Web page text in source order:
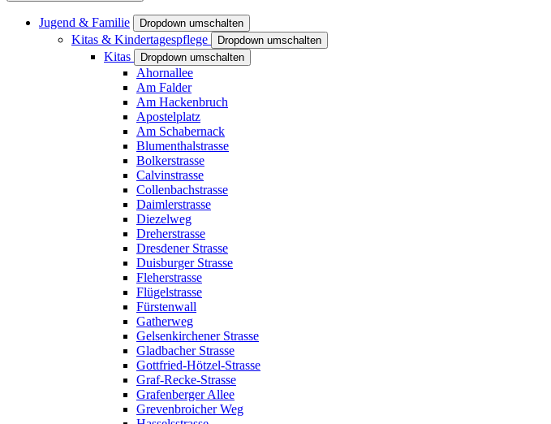
Jugend & Familie Dropdown umschalten
Kitas & Kindertagespflege Dropdown umschalten
Kitas Dropdown umschalten
Ahornallee
Am Falder
Am Hackenbruch
Apostelplatz
Am Schabernack
Blumenthalstrasse
Bolkerstrasse
Calvinstrasse
Collenbachstrasse
Daimlerstrasse
Diezelweg
Dreherstrasse
Dresdener Strasse
Duisburger Strasse
Fleherstrasse
Flügelstrasse
Fürstenwall
Gatherweg
Gelsenkirchener Strasse
Gladbacher Strasse
Gottfried-Hötzel-Strasse
Graf-Recke-Strasse
Grafenberger Allee
Grevenbroicher Weg